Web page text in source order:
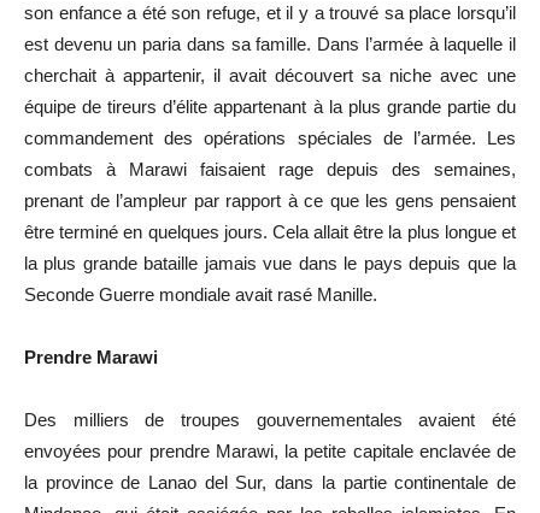
son enfance a été son refuge, et il y a trouvé sa place lorsqu’il
est devenu un paria dans sa famille. Dans l’armée à laquelle il
cherchait à appartenir, il avait découvert sa niche avec une
équipe de tireurs d’élite appartenant à la plus grande partie du
commandement des opérations spéciales de l’armée. Les
combats à Marawi faisaient rage depuis des semaines,
prenant de l’ampleur par rapport à ce que les gens pensaient
être terminé en quelques jours. Cela allait être la plus longue et
la plus grande bataille jamais vue dans le pays depuis que la
Seconde Guerre mondiale avait rasé Manille.
Prendre Marawi
Des milliers de troupes gouvernementales avaient été
envoyées pour prendre Marawi, la petite capitale enclavée de
la province de Lanao del Sur, dans la partie continentale de